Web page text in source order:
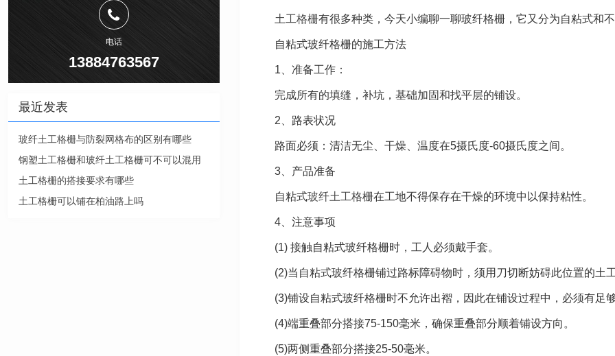
土工格栅有很多种类，今天小编聊一聊玻纤格栅，它又分为自粘式和
自粘式玻纤格栅的施工方法
1、准备工作：
完成所有的填缝，补坑，基础加固和找平层的铺设。
2、路表状况
路面必须：清洁无尘、干燥、温度在5摄氏度-60摄氏度之间。
3、产品准备
自粘式玻纤土工格栅在工地不得保存在干燥的环境中以保持粘性。
4、注意事项
(1) 接触自粘式玻纤格栅时，工人必须戴手套。
(2)当自粘式玻纤格栅铺过路标障碍物时，须用刀切断妨碍此位置的土工
(3)铺设自粘式玻纤格栅时不允许出褶，因此在铺设过程中，必须有足够
(4)端重叠部分搭接75-150毫米，确保重叠部分顺着铺设方向。
(5)两侧重叠部分搭接25-50毫米。
电话
13884763567
最近发表
玻纤土工格栅与防裂网格布的区别有哪些
钢塑土工格栅和玻纤土工格栅可不可以混用
土工格栅的搭接要求有哪些
土工格栅可以铺在柏油路上吗